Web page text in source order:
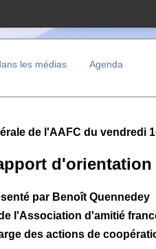
les médias Agenda
de l'AAFC du vendredi
d'orientation
par Benoît Quennedey
l'Association d'amitié
des actions de